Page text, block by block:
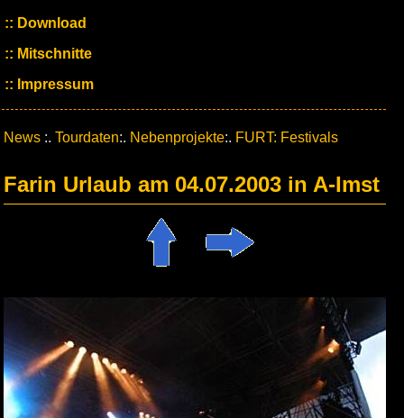
Download
Mitschnitte
Impressum
News :. Tourdaten:. Nebenprojekte:. FURT: Festivals
Farin Urlaub am 04.07.2003 in A-Imst